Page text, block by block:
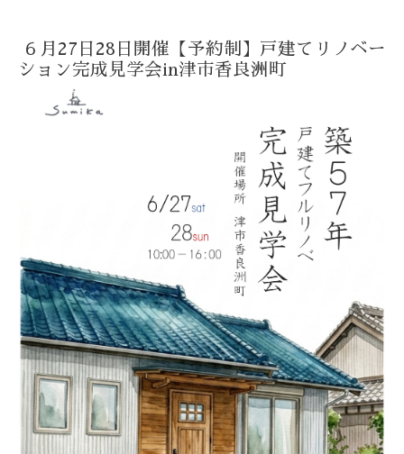
６月27日28日開催【予約制】戸建てリノベー
ション完成見学会in津市香良洲町